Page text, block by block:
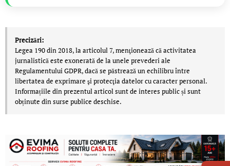
Precizări:
Legea 190 din 2018, la articolul 7, menţionează că activitatea
jurnalistică este exonerată de la unele prevederi ale
Regulamentului GDPR, dacă se păstrează un echilibru între
libertatea de exprimare şi protecţia datelor cu caracter personal.
Informațiile din prezentul articol sunt de interes public și sunt
obținute din surse publice deschise.
LIVE